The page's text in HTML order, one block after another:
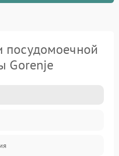
посудомоечной
Gorenje